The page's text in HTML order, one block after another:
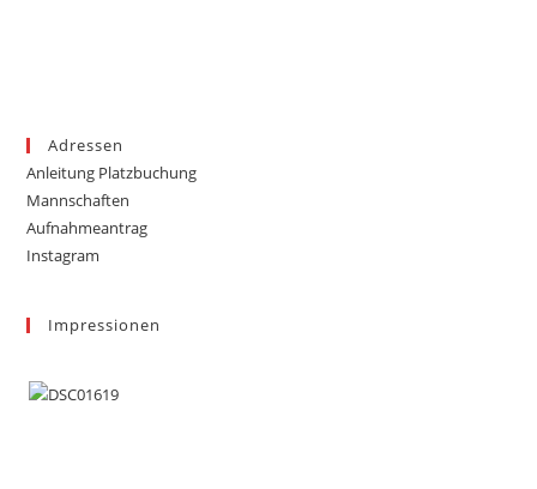
Adressen
Anleitung Platzbuchung
Mannschaften
Aufnahmeantrag
Instagram
Impressionen